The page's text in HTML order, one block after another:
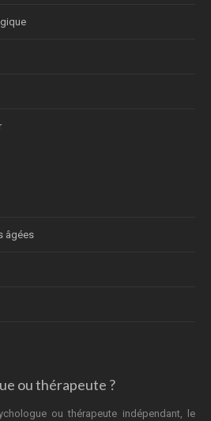
âgées
ou thérapeute ?
ou thérapeute indépendant, le